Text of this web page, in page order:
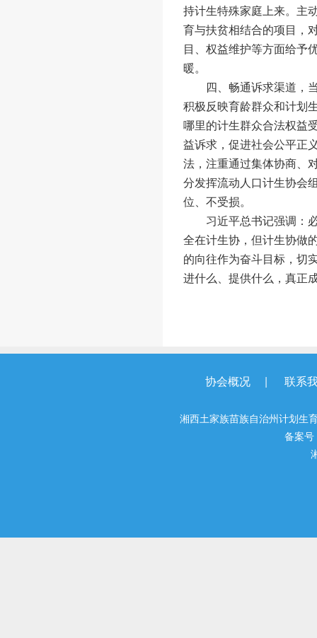
持计生特殊家庭上来。主
育与扶贫相结合的项目，
目、权益维护等方面给予
暖。
四、畅通诉求渠道，
积极反映育龄群众和计划
哪里的计生群众合法权益
益诉求，促进社会公平正
法，注重通过集体协商、
分发挥流动人口计生协会
位、不受损。
习近平总书记强调：必
全在计生协，但计生协做
的向往作为奋斗目标，切
进什么、提供什么，真正
协会概况 | 联系
湘西土家族苗族自治州计划生
备案号